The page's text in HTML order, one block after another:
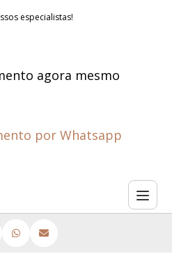
especialistas!
agora mesmo
por Whatsapp